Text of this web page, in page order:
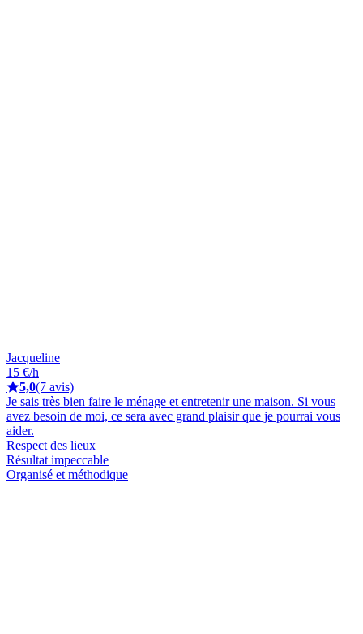
Jacqueline
15 €/h
5,0(7 avis)
Je sais très bien faire le ménage et entretenir une maison. Si vous
avez besoin de moi, ce sera avec grand plaisir que je pourrai vous
aider.
Respect des lieux
Résultat impeccable
Organisé et méthodique